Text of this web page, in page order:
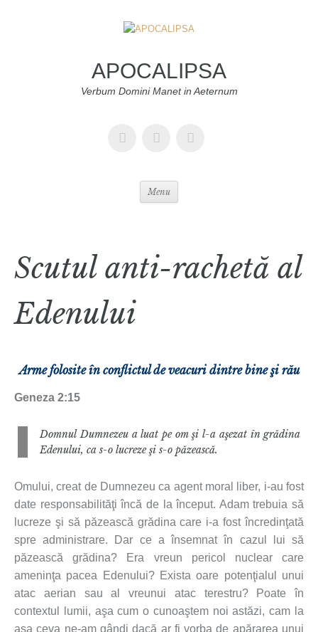
APOCALIPSA
Verbum Domini Manet in Aeternum
Menu
Scutul anti-rachetă al
Edenului
Arme folosite în conflictul de veacuri dintre bine şi rău
Geneza 2:15
Domnul Dumnezeu a luat pe om şi l-a aşezat în grădina
Edenului, ca s-o lucreze şi s-o păzească.
Omului, creat de Dumnezeu ca agent moral liber, i-au fost
date responsabilităţi încă de la început. Adam trebuia să
lucreze şi să păzească grădina care i-a fost încredinţată
spre administrare. Dar ce a însemnat în cazul lui să
păzească grădina? Era vreun pericol nuclear care
ameninţa pacea Edenului? Exista oare potenţialul unui
atac aerian sau al vreunui atac terestru? Poate în
contextul lumii, aşa cum o cunoaştem noi astăzi, cam la
aşa ceva ne-am gândi dacă ar fi vorba de apărarea unui